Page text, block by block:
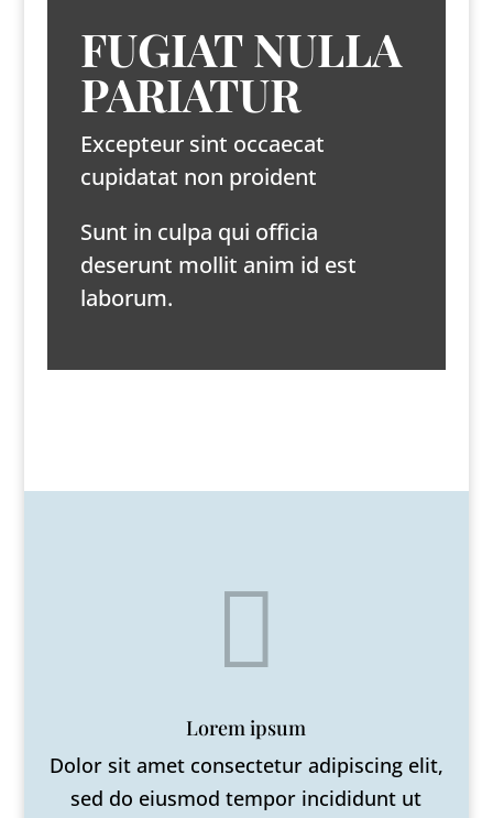
FUGIAT NULLA
PARIATUR
Excepteur sint occaecat
cupidatat non proident
Sunt in culpa qui officia
deserunt mollit anim id est
laborum.

Lorem ipsum
Dolor sit amet consectetur adipiscing elit,
sed do eiusmod tempor incididunt ut